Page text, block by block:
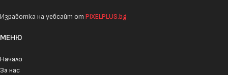
Изработка на уебсайт от PIXELPLUS.bg
МЕНЮ
Начало
За нас